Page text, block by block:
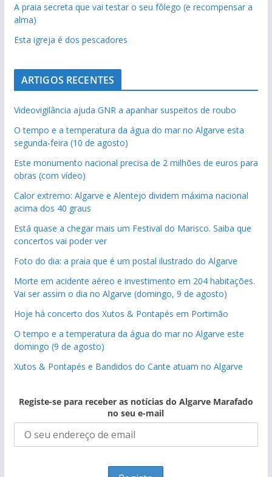
A praia secreta que vai testar o seu fôlego (e recompensar a
alma)
Esta igreja é dos pescadores
ARTIGOS RECENTES
Videovigilância ajuda GNR a apanhar suspeitos de roubo
O tempo e a temperatura da água do mar no Algarve esta
segunda-feira (10 de agosto)
Este monumento nacional precisa de 2 milhões de euros para
obras (com vídeo)
Calor extremo: Algarve e Alentejo dividem máxima nacional
acima dos 40 graus
Está quase a chegar mais um Festival do Marisco. Saiba que
concertos vai poder ver
Foto do dia: a praia que é um postal ilustrado do Algarve
Morte em acidente aéreo e investimento em 204 habitações.
Vai ser assim o dia no Algarve (domingo, 9 de agosto)
Hoje há concerto dos Xutos & Pontapés em Portimão
O tempo e a temperatura da água do mar no Algarve este
domingo (9 de agosto)
Xutos & Pontapés e Bandidos do Cante atuam no Algarve
Registe-se para receber as notícias do Algarve Marafado
no seu e-mail